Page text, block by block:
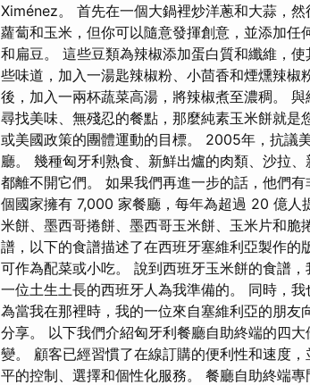
Ximénez。 首先在一個大鍋裡炒洋蔥和大蒜，
蘿蔔和玉米，但你可以隨意發揮創意，並添加
和扁豆。 這些豆類為辣椒添加蛋白質和纖維，
些味道，加入一湯匙辣椒粉、小茴香和煙燻辣椒
後，加入一兩杯蔬菜高湯，將辣椒煮至濃稠。
尋找美味、無殘忍的餐點，那麼純素玉米餅就
或美國政策的團體運動的目標。 2005年，抗議
廳。 幾種匈牙利熟食、新鮮出爐的肉類、沙拉
都離不開它們。 如果我們再進一步的話，他們
個國家擁有 7,000 家餐廳，每年為超過 20 億
米餅、墨西哥捲餅、墨西哥玉米餅、玉米片和脆
譜，以下的食譜描述了在西班牙塞維利亞製作
可作為配菜或小吃。 說到西班牙玉米餅的食譜
一位土生土長的西班牙人為我準備的。 同時，
為當我在那裡時，我的一位來自塞維利亞的朋
分享。 以下我們介紹匈牙利餐廳自助終端的四
變。 顧客已經習慣了在線訂購的便利性和速度
平的控制、選擇和個性化服務。 餐廳自助終端